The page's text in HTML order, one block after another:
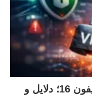
مشکل وصل نشدن VPN در آیفون 16؛ دلایل و